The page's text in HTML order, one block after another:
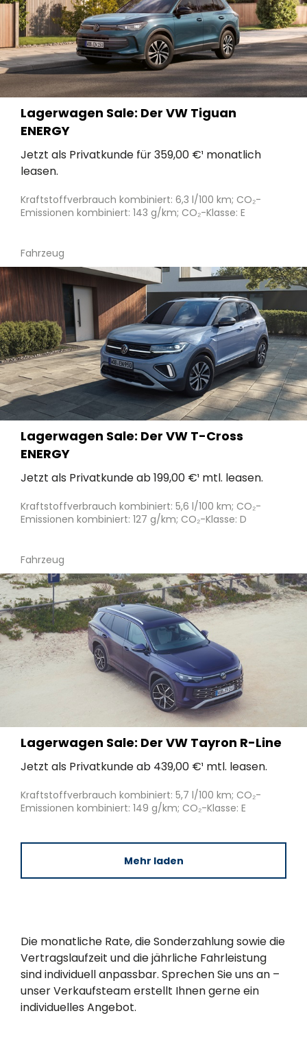
Lagerwagen Sale: Der VW Tiguan
ENERGY
Jetzt als Privatkunde für 359,00 €¹ monatlich
leasen.
Kraftstoffverbrauch kombiniert: 6,3 l/100 km; CO₂-
Emissionen kombiniert: 143 g/km; CO₂-Klasse: E
Fahrzeug
Lagerwagen Sale: Der VW T-Cross
ENERGY
Jetzt als Privatkunde ab 199,00 €¹ mtl. leasen.
Kraftstoffverbrauch kombiniert: 5,6 l/100 km; CO₂-
Emissionen kombiniert: 127 g/km; CO₂-Klasse: D
Fahrzeug
Lagerwagen Sale: Der VW Tayron R-Line
Jetzt als Privatkunde ab 439,00 €¹ mtl. leasen.
Kraftstoffverbrauch kombiniert: 5,7 l/100 km; CO₂-
Emissionen kombiniert: 149 g/km; CO₂-Klasse: E
Mehr laden
Die monatliche Rate, die Sonderzahlung sowie die
Vertragslaufzeit und die jährliche Fahrleistung
sind individuell anpassbar. Sprechen Sie uns an –
unser Verkaufsteam erstellt Ihnen gerne ein
individuelles Angebot.